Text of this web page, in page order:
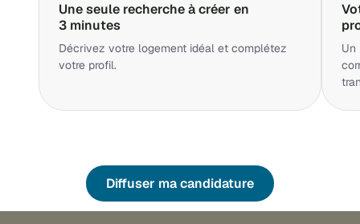
Une seule recherche à créer en
3 minutes
Décrivez votre logement idéal et complétez
votre profil.
Un
Diffuser ma candidature